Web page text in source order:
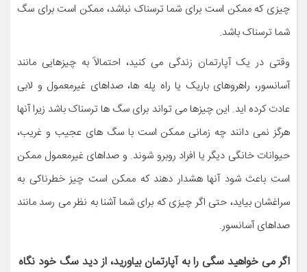
چیزی که ممکن است برای شما ترسناک نباشد، ممکن است برای سگ
شما ترسناک باشد.
وقتی در یک آپارتمان زندگی می کنید، احتمالاً به چیزهایی مانند
آسانسور، راهروهای باریک یا راه پله ها، صداهای غیرمعمول و لابی
عادت کرده اید. این چیزها می تواند برای سگ ها ترسناک باشد زیرا آنها
هرگز نمی دانند چه زمانی ممکن است با سگ های عجیب و غریب،
حیوانات خانگی دیگر یا افراد روبرو شوند. و صداهای غیرمعمول ممکن
است باعث شود آنها هشدار دهند که ممکن است چیز خطرناکی به
سراغشان بیاید، حتی اگر چیزی که برای شما آشنا به نظر می رسد مانند
صداهای آسانسور.
اگر می خواهید سگی را به آپارتمان بیاورید، از دید سگ خود نگاه